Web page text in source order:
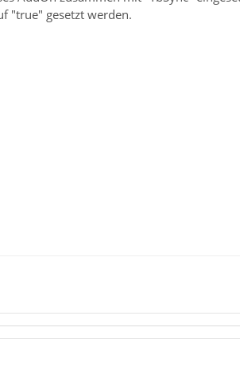
"true" gesetzt werden.